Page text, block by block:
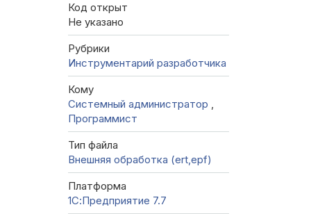
Код открыт
Не указано
Рубрики
Инструментарий разработчика
Кому
Системный администратор ,
Программист
Тип файла
Внешняя обработка (ert,epf)
Платформа
1С:Предприятие 7.7